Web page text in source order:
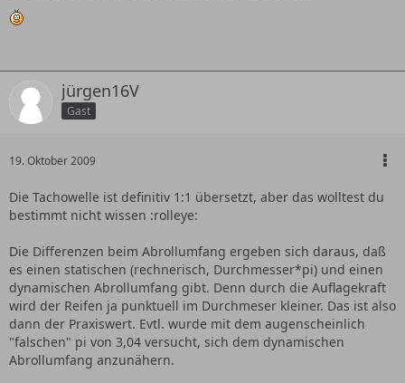
jürgen16V
Gast
19. Oktober 2009
Die Tachowelle ist definitiv 1:1 übersetzt, aber das wolltest du
bestimmt nicht wissen :rolleye:
Die Differenzen beim Abrollumfang ergeben sich daraus, daß
es einen statischen (rechnerisch, Durchmesser*pi) und einen
dynamischen Abrollumfang gibt. Denn durch die Auflagekraft
wird der Reifen ja punktuell im Durchmeser kleiner. Das ist also
dann der Praxiswert. Evtl. wurde mit dem augenscheinlich
"falschen" pi von 3,04 versucht, sich dem dynamischen
Abrollumfang anzunähern.